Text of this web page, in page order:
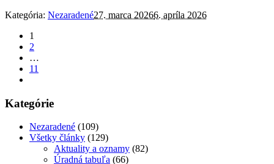
Kategória: Nezaradené27. marca 20266. apríla 2026
1
2
…
11
Kategórie
Nezaradené (109)
Všetky články (129)
Aktuality a oznamy (82)
Úradná tabuľa (66)